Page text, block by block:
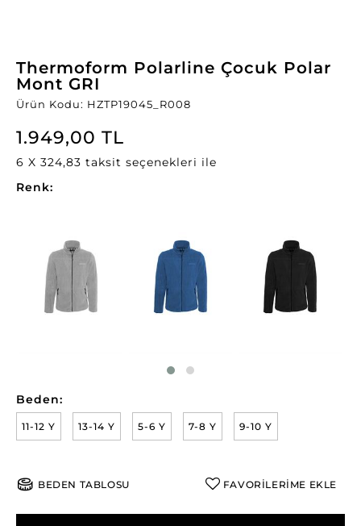
Thermoform Polarline Çocuk Polar
Mont GRI
Ürün Kodu: HZTP19045_R008
1.949,00 TL
6 X 324,83 taksit seçenekleri ile
Renk:
Beden:
11-12 Y 13-14 Y 5-6 Y 7-8 Y 9-10 Y
BEDEN TABLOSU FAVORİLERİME EKLE